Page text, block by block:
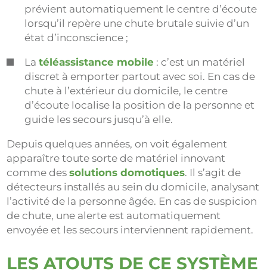
prévient automatiquement le centre d’écoute
lorsqu’il repère une chute brutale suivie d’un
état d’inconscience ;
Latéléassistance mobile : c’est un matériel
discret à emporter partout avec soi. En cas de
chute à l’extérieur du domicile, le centre
d’écoute localise la position de la personne et
guide les secours jusqu’à elle.
Depuis quelques années, on voit également
apparaître toute sorte de matériel innovant
comme dessolutions domotiques. Il s’agit de
détecteurs installés au sein du domicile, analysant
l’activité de la personne âgée. En cas de suspicion
de chute, une alerte est automatiquement
envoyée et les secours interviennent rapidement.
LES ATOUTS DE CE SYSTÈME